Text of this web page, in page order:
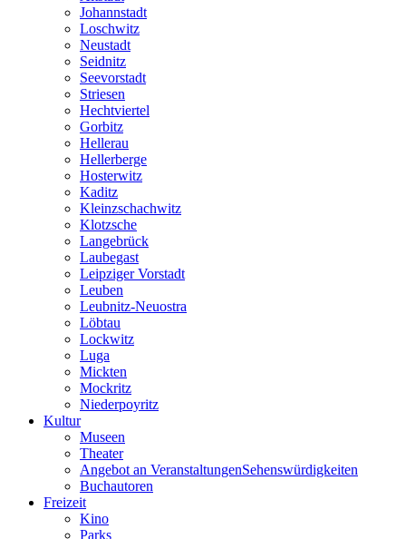
Johannstadt
Loschwitz
Neustadt
Seidnitz
Seevorstadt
Striesen
Hechtviertel
Gorbitz
Hellerau
Hellerberge
Hosterwitz
Kaditz
Kleinzschachwitz
Klotzsche
Langebrück
Laubegast
Leipziger Vorstadt
Leuben
Leubnitz-Neuostra
Löbtau
Lockwitz
Luga
Mickten
Mockritz
Niederpoyritz
Kultur
Museen
Theater
Angebot an VeranstaltungenSehenswürdigkeiten
Buchautoren
Freizeit
Kino
Parks